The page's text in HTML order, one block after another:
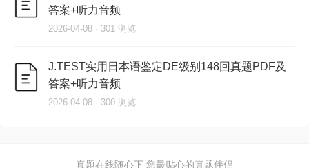
答案+听力音频
2026-04-08 · 301 浏览
J.TEST实用日本语鉴定DE级别148回真题PDF及
答案+听力音频
2026-04-08 · 300 浏览
真题在线随心下 您最贴心的真题伴侣